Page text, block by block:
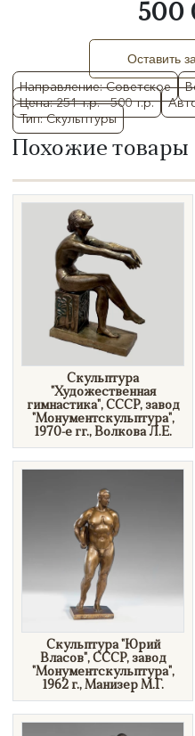
Направление: Советское
Цена: 251 т.р. - 500 т.р.
Тип: Скульптуры
500
Оставить
Похожие товары
Скульптура
"Художественная
гимнастика", СССР, завод
"Монументскульптура",
1970-е гг., Волкова Л.Е.
Скульптура "Юрий
Власов", СССР, завод
"Монументскульптура",
1962 г., Манизер М.Г.